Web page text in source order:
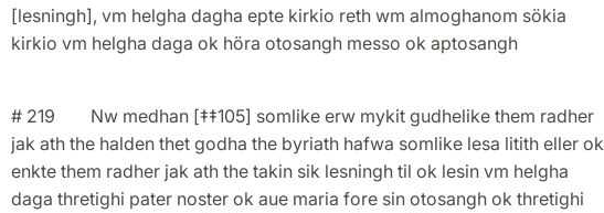
[lesningh], vm helgha dagha epte kirkio reth wm almoghanom sökia
kirkio vm helgha daga ok höra otosangh messo ok aptosangh
# 219 Nw medhan [‡‡105] somlike erw mykit gudhelike them radher
jak ath the halden thet godha the byriath hafwa somlike lesa litith eller ok
enkte them radher jak ath the takin sik lesningh til ok lesin vm helgha
daga thretighi pater noster ok aue maria fore sin otosangh ok thretighi